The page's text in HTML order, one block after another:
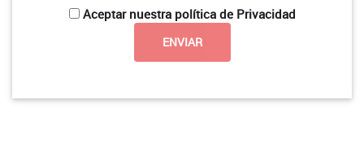
Aceptar nuestra política de Privacidad